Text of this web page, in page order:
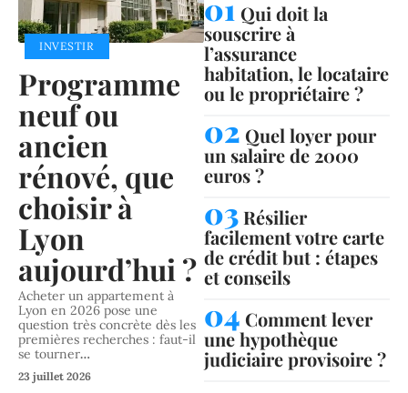
INVESTIR
Programme
neuf ou
ancien
rénové, que
choisir à
Lyon
aujourd’hui ?
Acheter un appartement à
Lyon en 2026 pose une
question très concrète dès les
premières recherches : faut-il
se tourner…
23 juillet 2026
Qui doit la
souscrire à
l’assurance
habitation, le locataire
ou le propriétaire ?
Quel loyer pour
un salaire de 2000
euros ?
Résilier
facilement votre carte
de crédit but : étapes
et conseils
Comment lever
une hypothèque
judiciaire provisoire ?